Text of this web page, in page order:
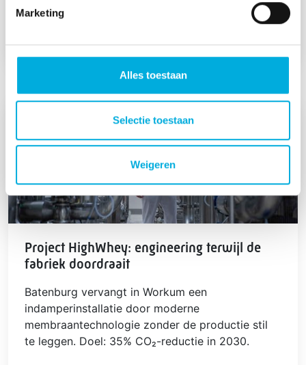
Marketing
Alles toestaan
Selectie toestaan
Weigeren
Lees meer
Project HighWhey: engineering terwijl de
fabriek doordraait
Batenburg vervangt in Workum een
indamperinstallatie door moderne
membraantechnologie zonder de productie stil
te leggen. Doel: 35% CO₂-reductie in 2030.